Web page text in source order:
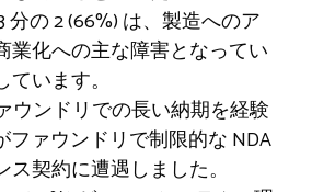
分の 2 (66%) は、製造へのア
業化への主な障害となってい
います。
ウンドリでの長い納期を経験
ファウンドリで制限的な NDA
ス契約に遭遇しました。